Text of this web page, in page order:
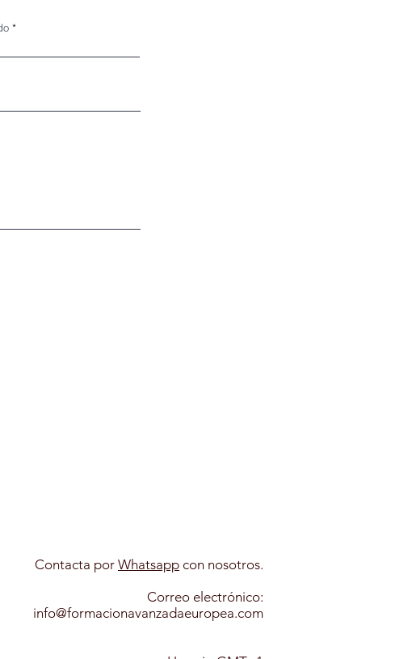
Contacta por Whatsapp​ con nosotros.
Correo electrónico:
info@formacionavanzadaeuropea.com